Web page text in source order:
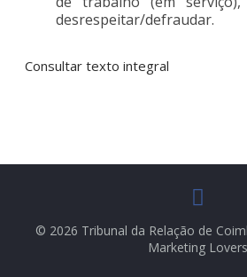
desrespeitar/defraudar.
Consultar texto integral
© 2026 Tribunal da Relação de
Marketing Lovers